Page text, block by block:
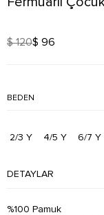
$ 120$ 96
BEDEN
2/3 Y 4/5 Y 6/7 Y
DETAYLAR
%100 Pamuk